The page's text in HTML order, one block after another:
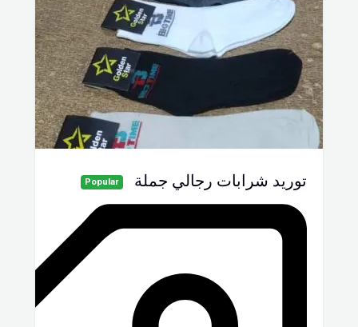
توريد شرابات رجالي جملة Popular